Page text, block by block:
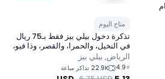
متاح اليوم
تذكرة دخول بيلي بيز فقط بـ75 ريال
في النخيل، والحمرا، والقصر، وذا فيو،
وتالا مول في الرياض
الرياض, بيلي بيز
22.9K تذاكر مباعة